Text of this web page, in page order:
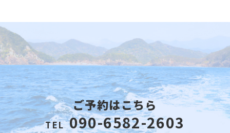
ご予約はこちら
TEL 090-6582-2603